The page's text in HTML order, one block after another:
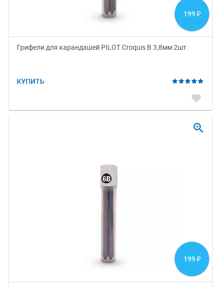
199 ₽
Грифели для карандашей PILOT Croquis B 3,8мм 2шт.
КУПИТЬ
favorite
199 ₽
zoom_in